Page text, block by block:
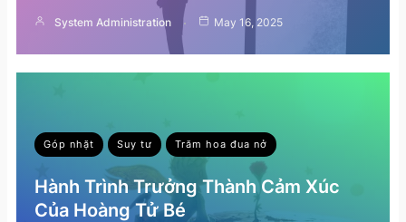
System Administration May 16, 2025
Góp nhặt Suy tư Trăm hoa đua nở
Hành Trình Trưởng Thành Cảm Xúc
Của Hoàng Tử Bé